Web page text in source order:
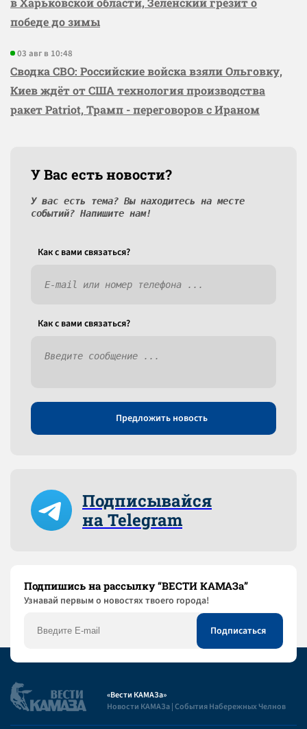
победе до зимы
03 авг в 10:48
Сводка СВО: Российские войска взяли Ольговку,
Киев ждёт от США технология производства
ракет Patriot, Трамп - переговоров с Ираном
У Вас есть новости?
У вас есть тема? Вы находитесь на месте
событий? Напишите нам!
Как c вами связаться?
Как c вами связаться?
Предложить новость
Подписывайся
на Telegram
Подпишись на рассылку “ВЕСТИ КАМАЗа”
Узнaвай первым о новостях твоего города!
«Вести КАМАЗа»
Новости КАМАЗа | События Набережных Челнов